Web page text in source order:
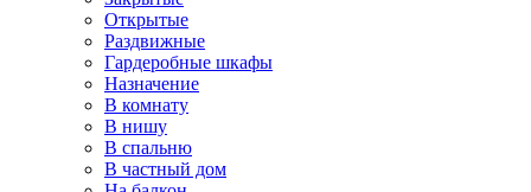
Открытые
Раздвижные
Гардеробные шкафы
Назначение
В комнату
В нишу
В спальню
В частный дом